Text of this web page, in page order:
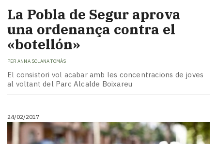
La Pobla de Segur aprova
una ordenança contra el
«botellón»
PER ANNA SOLANA TOMÀS
El consistori vol acabar amb les concentracions de joves
al voltant del Parc Alcalde Boixareu
24/02/2017